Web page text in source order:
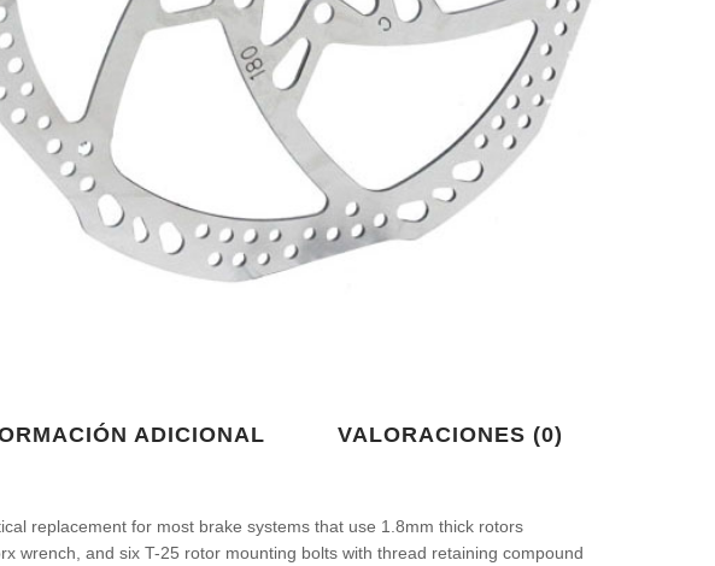
ADICIONAL VALORACIONES (0)
replacement for most brake systems that use 1.8mm thick rotors
wrench, and six T-25 rotor mounting bolts with thread retaining compound